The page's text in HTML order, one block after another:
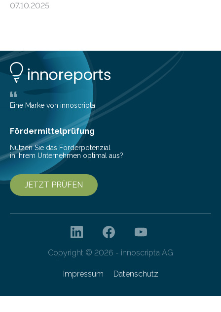
hatte der Astronom Heber Curtis einen seltsamen
werden auch von anderen Schwarzen Löchern
ausgeschickt. Theoretische Astrophysiker der Goethe-
Universität haben jetzt einen numerischen Code
entwickelt, mit dem sie mathematisch hoch präzise
beschreiben…
07.10.2025
Eine Marke von innoscripta
Fördermittelprüfung
Nutzen Sie das Förderpotenzial
in Ihrem Unternehmen optimal aus?
JETZT PRÜFEN
Copyright © 2026 - innoscripta AG
Impressum Datenschutz